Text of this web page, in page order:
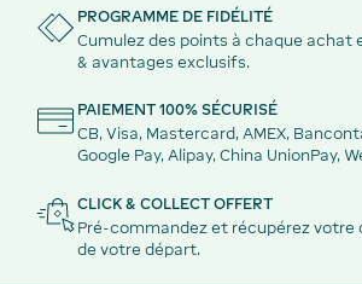
PROGRAMME DE FIDÉLITÉ
Cumulez des points à chaque
& avantages exclusifs.
PAIEMENT 100% SÉCURISÉ
CB, Visa, Mastercard, AMEX,
Google Pay, Alipay, China UnionPay,
CLICK & COLLECT OFFERT
Pré-commandez et récupérez votre
de votre départ.